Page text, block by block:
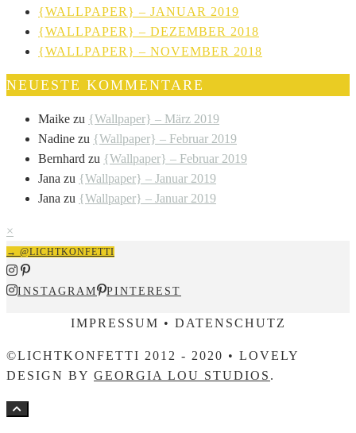
{WALLPAPER} – JANUAR 2019
{WALLPAPER} – DEZEMBER 2018
{WALLPAPER} – NOVEMBER 2018
NEUESTE KOMMENTARE
Maike zu {Wallpaper} – März 2019
Nadine zu {Wallpaper} – Februar 2019
Bernhard zu {Wallpaper} – Februar 2019
Jana zu {Wallpaper} – Januar 2019
Jana zu {Wallpaper} – Januar 2019
×
→ @LICHTKONFETTI
INSTAGRAM PINTEREST
IMPRESSUM • DATENSCHUTZ
©LICHTKONFETTI 2012 - 2020 • LOVELY
DESIGN BY GEORGIA LOU STUDIOS .